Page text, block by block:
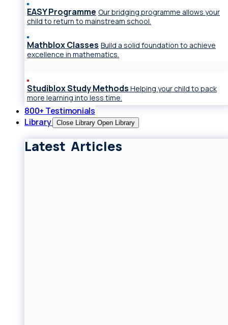
EASY Programme Our bridging programme allows your
child to return to mainstream school.
Mathblox Classes Build a solid foundation to achieve
excellence in mathematics.
Studiblox Study Methods Helping your child to pack
more learning into less time.
800+ Testimonials
Library
Close Library Open Library
Latest Articles